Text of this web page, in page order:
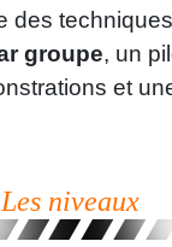
des
groupe, un
et
Les niveaux